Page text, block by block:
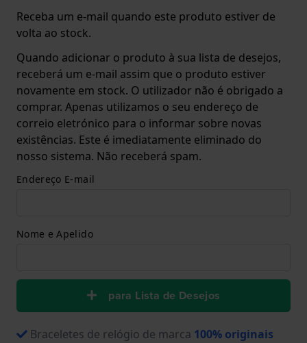
Receba um e-mail quando este produto estiver de
volta ao stock.
Quando adicionar o produto à sua lista de desejos,
receberá um e-mail assim que o produto estiver
novamente em stock. O utilizador não é obrigado a
comprar. Apenas utilizamos o seu endereço de
correio eletrónico para o informar sobre novas
existências. Este é imediatamente eliminado do
nosso sistema. Não receberá spam.
Endereço E-mail
Nome e Apelido
para Lista de Desejos
Braceletes de relógio de marca 100% originais